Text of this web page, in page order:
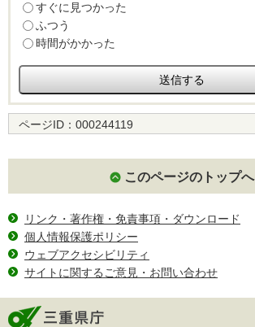
すぐに見つかった
ふつう
時間がかかった
ページID： 000244119
このページのトップへ
リンク・著作権・免責事項・ダウンロード
個人情報保護ポリシー
ウェブアクセシビリティ
サイトに関するご意見・お問い合わせ